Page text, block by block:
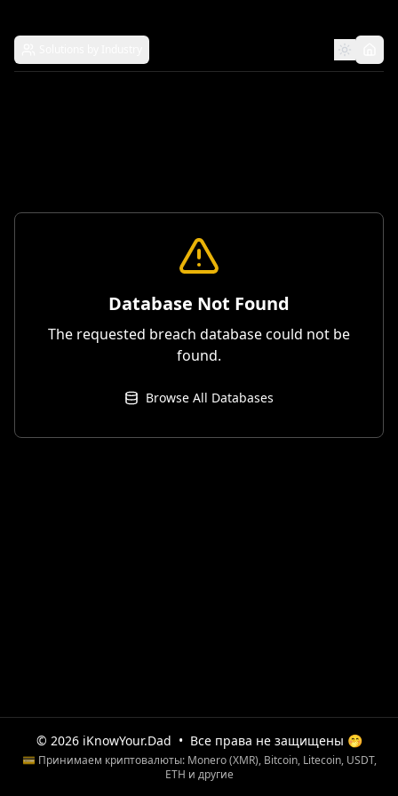
Database Not Found
The requested breach database could not be
found.
Browse All Databases
© 2026 iKnowYour.Dad • Все права не защищены 🤭
💳 Принимаем криптовалюты: Monero (XMR), Bitcoin, Litecoin, USDT,
ETH и другие